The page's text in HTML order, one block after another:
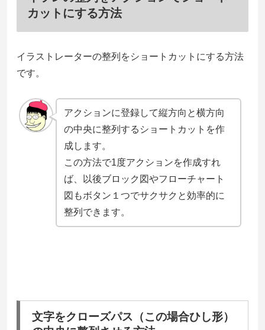
カットにする方法
イラストレーターの整列をショートカットにする方法
です。
アクションに登録して縦方向と横方向
の中央に整列するショートカットを作
成します。
この方法で1度アクションを作成すれ
ば、以後ブロック図やフローチャート
図もボタン１つでサクサクと効率的に
整列できます。
文字をクローズパス（この場合ひし形）